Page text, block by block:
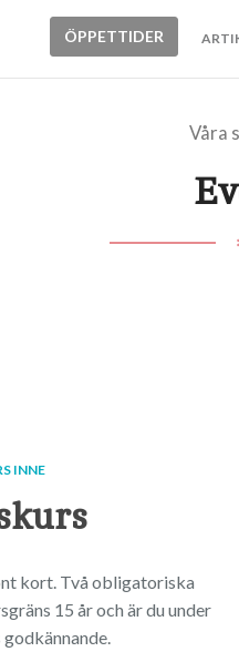
ÖPPETTIDER
Våra
INNE
kort. Två obligatoriska
15 år och är du under